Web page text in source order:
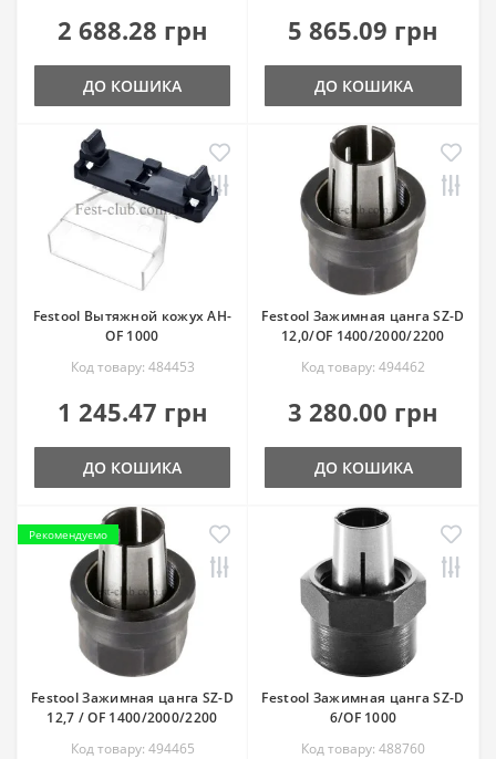
2 688.28 грн
ДО КОШИКА
5 865.09 грн
ДО КОШИКА
Festool Вытяжной кожух AH-
OF 1000
Код товару: 484453
1 245.47 грн
ДО КОШИКА
Festool Зажимная цанга SZ-D
12,0/OF 1400/2000/2200
Код товару: 494462
3 280.00 грн
ДО КОШИКА
Рекомендуємо
Festool Зажимная цанга SZ-D
12,7 / OF 1400/2000/2200
Код товару: 494465
Festool Зажимная цанга SZ-D
6/OF 1000
Код товару: 488760